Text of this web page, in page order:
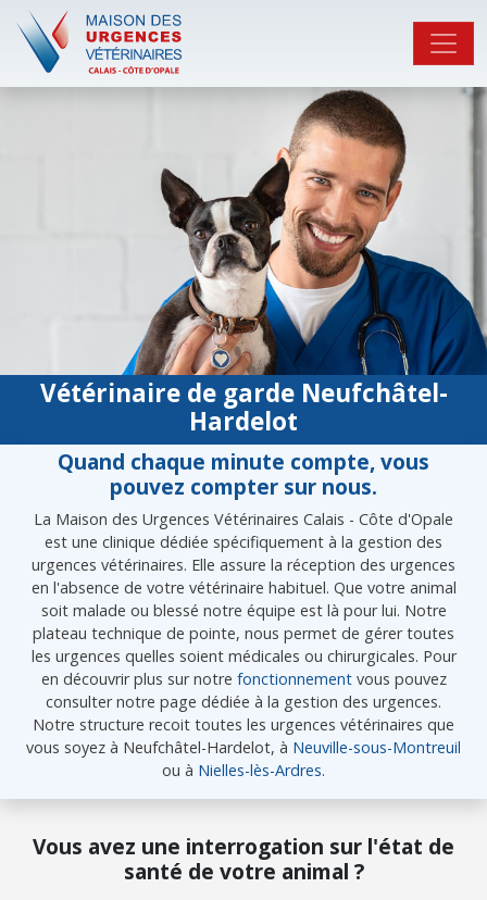
Vétérinaire de garde Neufchâtel-
Hardelot
Quand chaque minute compte, vous
pouvez compter sur nous.
La Maison des Urgences Vétérinaires Calais - Côte d'Opale
est une clinique dédiée spécifiquement à la gestion des
urgences vétérinaires. Elle assure la réception des urgences
en l'absence de votre vétérinaire habituel. Que votre animal
soit malade ou blessé notre équipe est là pour lui. Notre
plateau technique de pointe, nous permet de gérer toutes
les urgences quelles soient médicales ou chirurgicales. Pour
en découvrir plus sur notre fonctionnementvous pouvez
consulter notre page dédiée à la gestion des urgences.
Notre structure recoit toutes les urgences vétérinaires que
vous soyez à Neufchâtel-Hardelot, à Neuville-sous-Montreuil
ou à Nielles-lès-Ardres.
Vous avez une interrogation sur l'état de
santé de votre animal ?